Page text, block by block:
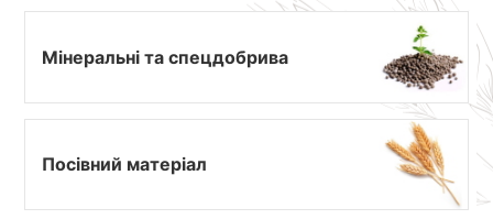
Мінеральні та спецдобрива
Посівний матеріал